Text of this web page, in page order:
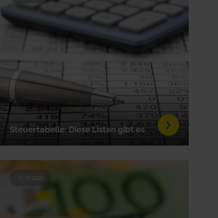
Steuertabelle: Diese Listen gibt es
03.07.2026